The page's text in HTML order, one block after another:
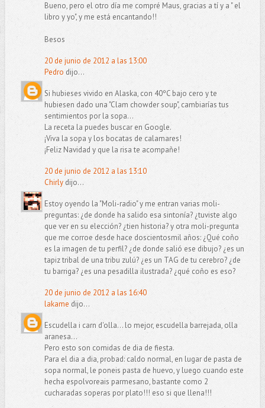
Bueno, pero el otro día me compré Maus, gracias a tí y a " el
libro y yo", y me está encantando!!
Besos
20 de junio de 2012 a las 13:00
Pedro dijo...
Si hubieses vivido en Alaska, con 40ºC bajo cero y te
hubiesen dado una "Clam chowder soup", cambiarías tus
sentimientos por la sopa...
La receta la puedes buscar en Google.
¡Viva la sopa y los bocatas de calamares!
¡Feliz Navidad y que la risa te acompañe!
20 de junio de 2012 a las 13:10
Chirlydijo...
Estoy oyendo la "Moli-radio" y me entran varias moli-
preguntas: ¿de donde ha salido esa sintonía? ¿tuviste algo
que ver en su elección? ¿tien historia? y otra moli-pregunta
que me corroe desde hace doscientosmil años: ¿Qué coño
es la imagen de tu perfil? ¿de donde salió ese dibujo? ¿es un
tapiz tribal de una tribu zulú? ¿es un TAG de tu cerebro? ¿de
tu barriga? ¿es una pesadilla ilustrada? ¿qué coño es eso?
20 de junio de 2012 a las 16:40
lakame dijo...
Escudella i carn d'olla... lo mejor, escudella barrejada, olla
aranesa...
Pero esto son comidas de dia de fiesta.
Para el dia a dia, probad: caldo normal, en lugar de pasta de
sopa normal, le poneis pasta de huevo, y luego cuando este
hecha espolvoreais parmesano, bastante como 2
cucharadas soperas por plato!!! eso si que llena!!!